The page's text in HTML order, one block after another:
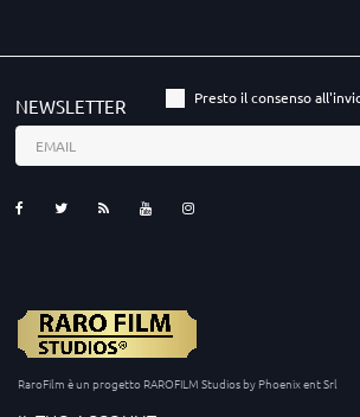
NEWSLETTER Presto il consenso
RaroFilm è un progetto RAROFILM Studios by Phoenix ent Srl